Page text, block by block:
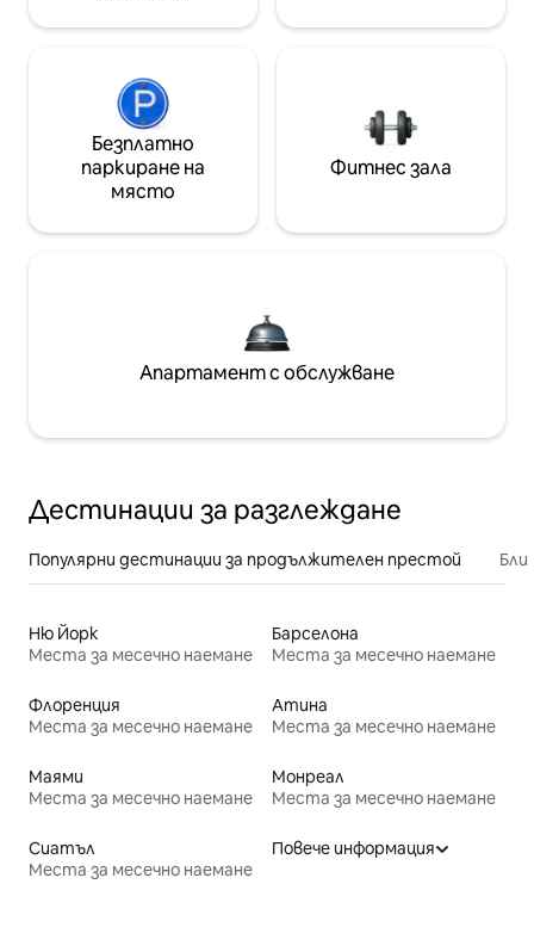
Безплатно
паркиране на
място
Фитнес зала
Апартамент с обслужване
Дестинации за разглеждане
Популярни дестинации за продължителен престой
Ню Йорк
Места за месечно наемане
Барселона
Места за месечно наемане
Флоренция
Места за месечно наемане
Атина
Места за месечно наемане
Маями
Места за месечно наемане
Монреал
Места за месечно наемане
Сиатъл
Места за месечно наемане
Повече информация